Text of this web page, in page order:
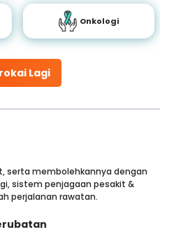
Lagi
Onkologi
serta membolehkannya dengan
sistem penjagaan pesakit &
perjalanan rawatan.